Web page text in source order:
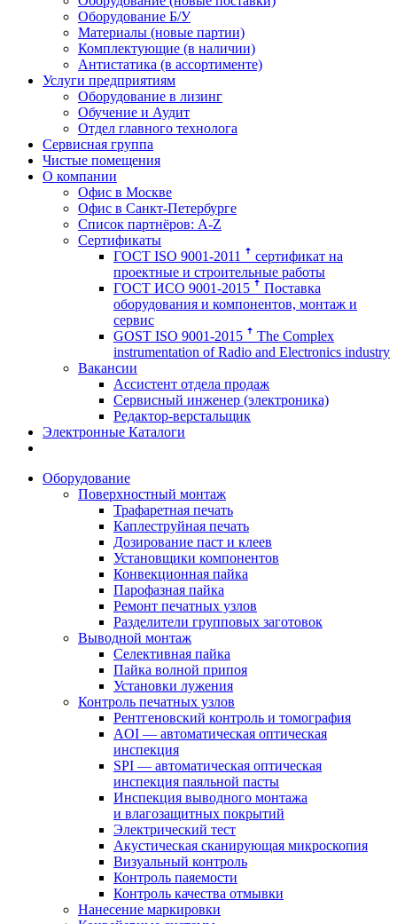
Оборудование Б/У
Материалы (новые партии)
Комплектующие (в наличии)
Антистатика (в ассортименте)
Услуги предприятиям
Оборудование в лизинг
Обучение и Аудит
Отдел главного технолога
Сервисная группа
Чистые помещения
О компании
Офис в Москве
Офис в Санкт-Петербурге
Список партнёров: A-Z
Сертификаты
ГОСТ ISO 9001-2011 ꜛ сертификат на
проектные и строительные работы
ГОСТ ИСО 9001-2015 ꜛ Поставка
оборудования и компонентов, монтаж и
сервис
GOST ISO 9001-2015 ꜛ The Complex
instrumentation of Radio and Electronics industry
Вакансии
Ассистент отдела продаж
Сервисный инженер (электроника)
Редактор-верстальщик
Электронные Каталоги
Оборудование
Поверхностный монтаж
Трафаретная печать
Каплеструйная печать
Дозирование паст и клеев
Установщики компонентов
Конвекционная пайка
Парофазная пайка
Ремонт печатных узлов
Разделители групповых заготовок
Выводной монтаж
Селективная пайка
Пайка волной припоя
Установки лужения
Контроль печатных узлов
Рентгеновский контроль и томография
AOI — автоматическая оптическая
инспекция
SPI — автоматическая оптическая
инспекция паяльной пасты
Инспекция выводного монтажа
и влагозащитных покрытий
Электрический тест
Акустическая сканирующая микроскопия
Визуальный контроль
Контроль паяемости
Контроль качества отмывки
Нанесение маркировки